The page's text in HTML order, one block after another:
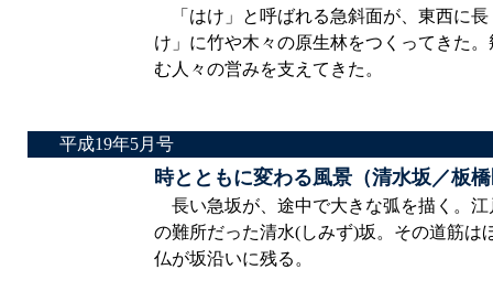
「はけ」と呼ばれる急斜面が、東西に
け」に竹や木々の原生林をつくってきた
む人々の営みを支えてきた。
平成19年5月号
時とともに変わる風景（清水坂／板
長い急坂が、途中で大きな弧を描く。
の難所だった清水(しみず)坂。その道筋は
仏が坂沿いに残る。